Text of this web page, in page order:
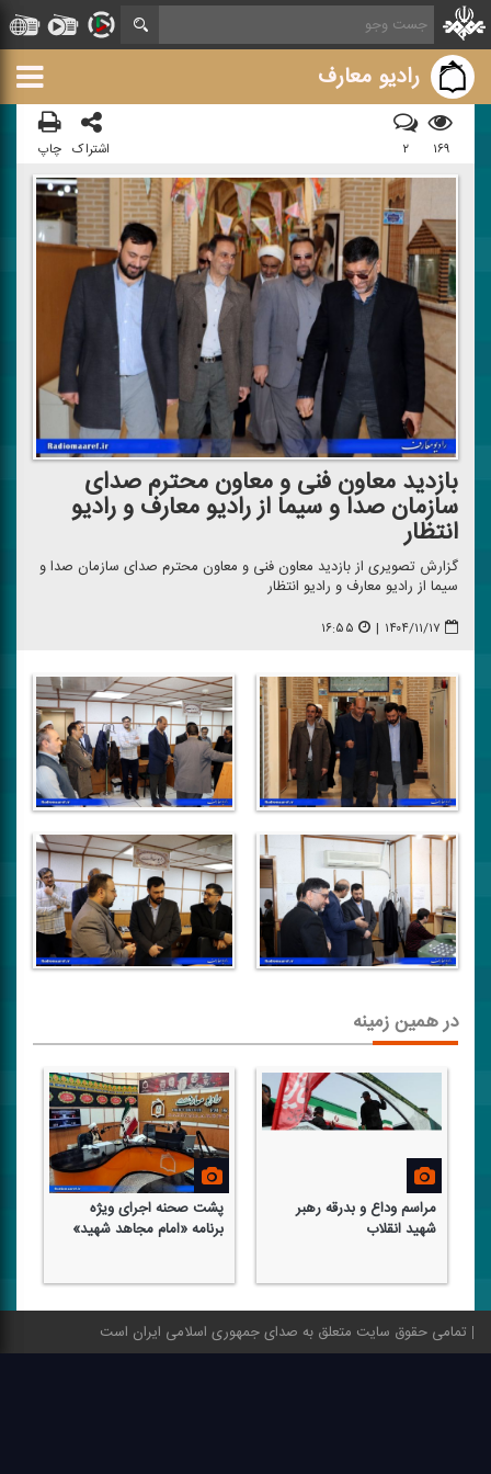
رادیو معارف
۱۶۹ ۲ اشتراک چاپ
بازدید معاون فنی و معاون محترم صدای
سازمان صدا و سیما از رادیو معارف و رادیو
انتظار
گزارش تصویری از بازدید معاون فنی و معاون محترم صدای سازمان صدا و
سیما از رادیو معارف و رادیو انتظار
۱۴۰۴/۱۱/۱۷ | ۱۶:۵۵
در همین زمینه
مراسم وداع و بدرقه رهبر
شهید انقلاب
پشت صحنه اجرای ویژه
برنامه «امام مجاهد شهید»
تمامی حقوق سایت متعلق به صدای جمهوری اسلامی ایران است